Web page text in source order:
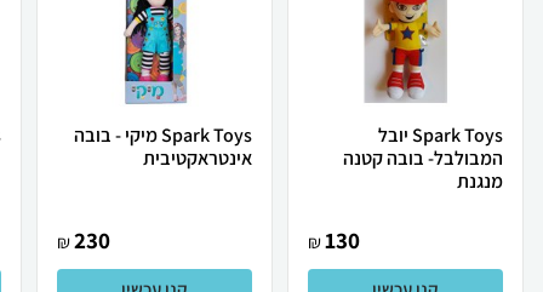
Spark Toys יובל
המבולבל- בובה קטנה
מנגנת
130
₪
Spark Toys מיקי - בובה
אינטראקטיבית
230
₪